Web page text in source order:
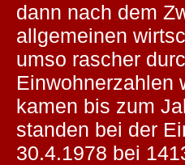
dann nach dem
allgemeinen
umso rascher
Einwohnerzahlen
kamen bis zum
standen bei der
30.4.1978 bei